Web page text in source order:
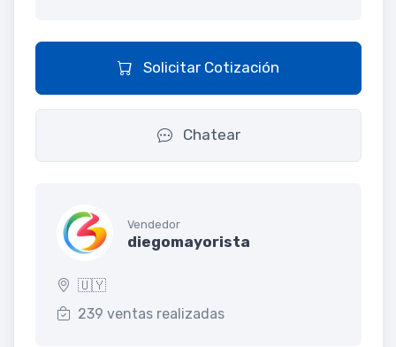
Solicitar Cotización
Chatear
Vendedor
diegomayorista
🇺🇾
239 ventas realizadas